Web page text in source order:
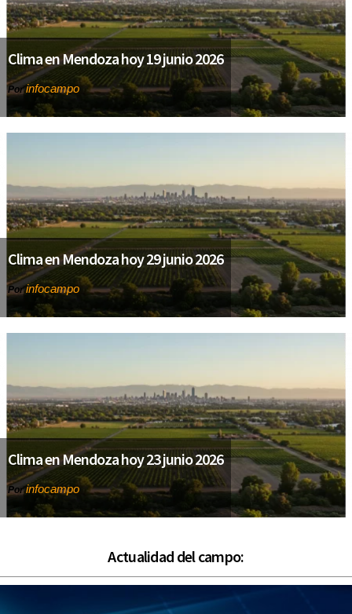
Clima en Mendoza hoy 19 junio 2026
Porinfocampo
Clima en Mendoza hoy 29 junio 2026
Porinfocampo
Clima en Mendoza hoy 23 junio 2026
Porinfocampo
Actualidad del campo: